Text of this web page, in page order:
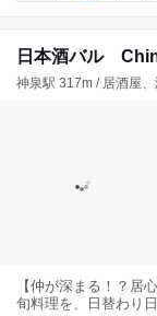
日本酒バル
神泉駅 317m / 居酒屋
【仲が深まる！？居
旬料理を、日替わり